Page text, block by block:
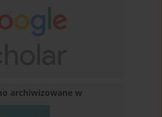
archiwizowane w